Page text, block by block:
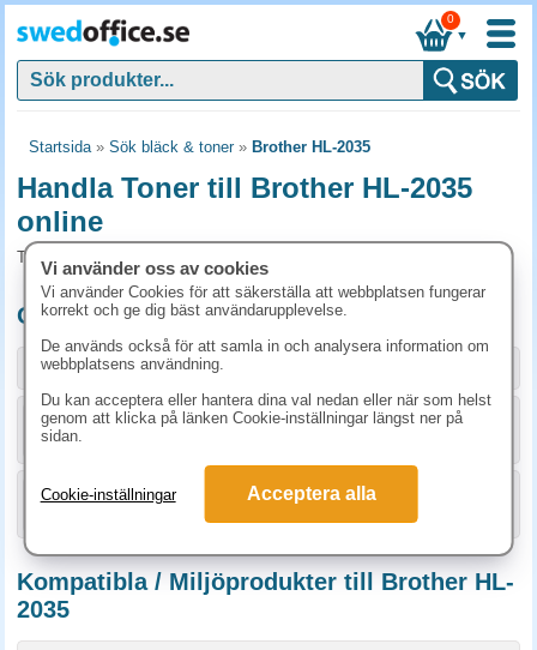
▼
0
Startsida» Sök bläck & toner» Brother HL-2035
Handla Toner till Brother HL-2035
online
Toner och tillbehör som passar till Brother HL-2035
Originalprodukter till Brother HL-2035
Storlek / info Art.nr
KÖP
TN2005 873.80 kr KÖP
Kompatibla / Miljöprodukter till Brother HL-
2035
Vi använder oss av cookies
Vi använder Cookies för att säkerställa att webbplatsen fungerar
korrekt och ge dig bäst användarupplevelse.
De används också för att samla in och analysera information om
webbplatsens användning.
Du kan acceptera eller hantera dina val nedan eller när som helst
genom att klicka på länken Cookie-inställningar längst ner på
sidan.
Cookie-inställningar Acceptera alla